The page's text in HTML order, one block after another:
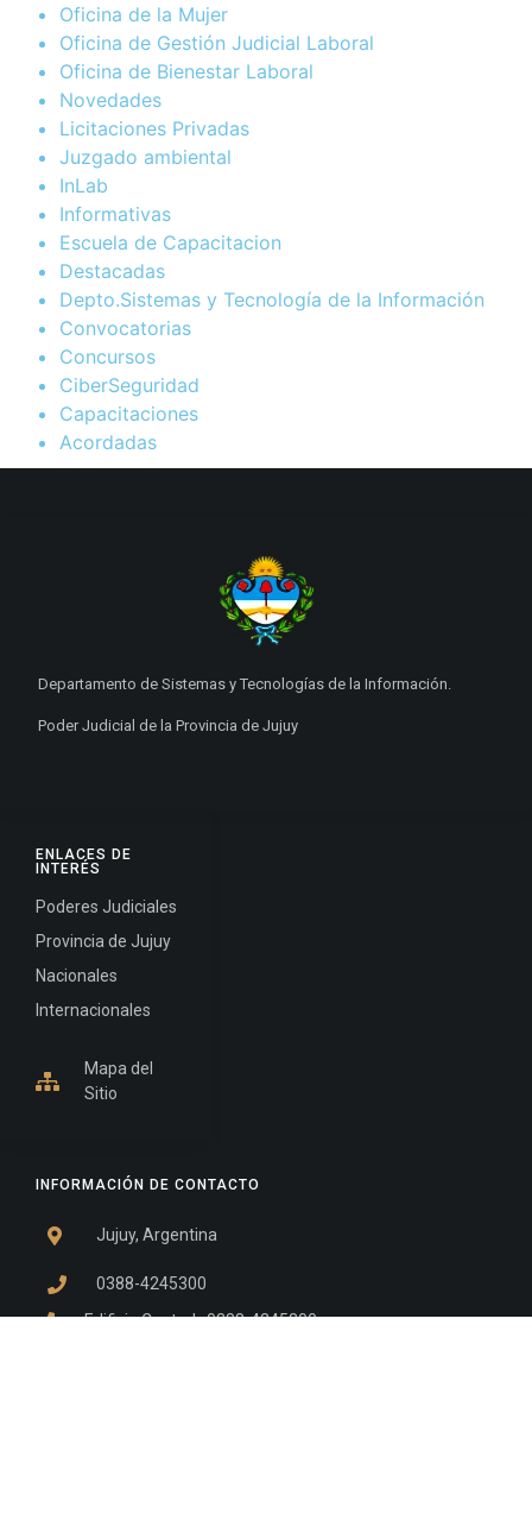
Oficina de la Mujer
Oficina de Gestión Judicial Laboral
Oficina de Bienestar Laboral
Novedades
Licitaciones Privadas
Juzgado ambiental
InLab
Informativas
Escuela de Capacitacion
Destacadas
Depto.Sistemas y Tecnología de la Información
Convocatorias
Concursos
CiberSeguridad
Capacitaciones
Acordadas
INFORMACIÓN DE CONTACTO
Jujuy, Argentina
0388-4245300
Edificio Central : 0388-4245300
ENLACES DE
INTERÉS
Poderes Judiciales
Provincia de Jujuy
Nacionales
Internacionales
Mapa del
Sitio
Departamento de Sistemas y Tecnologías de la Información.
Poder Judicial de la Provincia de Jujuy